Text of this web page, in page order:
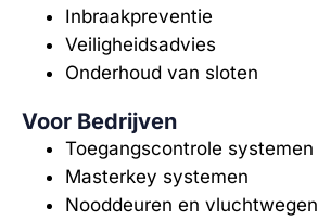
Inbraakpreventie
Veiligheidsadvies
Onderhoud van sloten
Voor Bedrijven
Toegangscontrole systemen
Masterkey systemen
Nooddeuren en vluchtwegen